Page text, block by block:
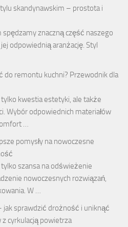
skandynawskim – prostota i
znaczną część naszego
odpowiednią aranżację. Styl
do remontu kuchni? Przewodnik dla
kwestia estetyki, ale także
Wybór odpowiednich materiałów
…
pomysły na nowoczesne
szansa na odświeżenie
nowoczesnych rozwiązań,
W …
jak sprawdzić drożność i uniknąć
cyrkulacją powietrza